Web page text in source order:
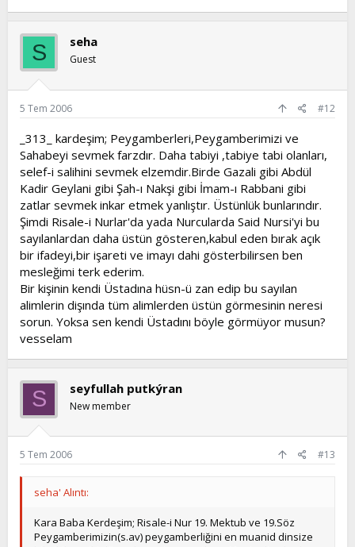
S seha
Guest
5 Tem 2006 #12
_313_ kardeşim; Peygamberleri,Peygamberimizi ve
Sahabeyi sevmek farzdır. Daha tabiyi ,tabiye tabi olanları,
selef-i salihini sevmek elzemdir.Birde Gazali gibi Abdül
Kadir Geylani gibi Şah-ı Nakşi gibi İmam-ı Rabbani gibi
zatlar sevmek inkar etmek yanlıştır. Üstünlük bunlarındır.
Şimdi Risale-i Nurlar'da yada Nurcularda Said Nursi'yi bu
sayılanlardan daha üstün gösteren,kabul eden bırak açık
bir ifadeyi,bir işareti ve imayı dahi gösterbilirsen ben
mesleğimi terk ederim.
Bir kişinin kendi Üstadına hüsn-ü zan edip bu sayılan
alimlerin dişında tüm alimlerden üstün görmesinin neresi
sorun. Yoksa sen kendi Üstadını böyle görmüyor musun?
vesselam
S seyfullah putkýran
New member
5 Tem 2006 #13
seha' Alıntı:
Kara Baba Kerdeşim; Risale-i Nur 19. Mektub ve 19.Söz
Peygamberimizin(s.av) peygamberliğini en muanid dinsize